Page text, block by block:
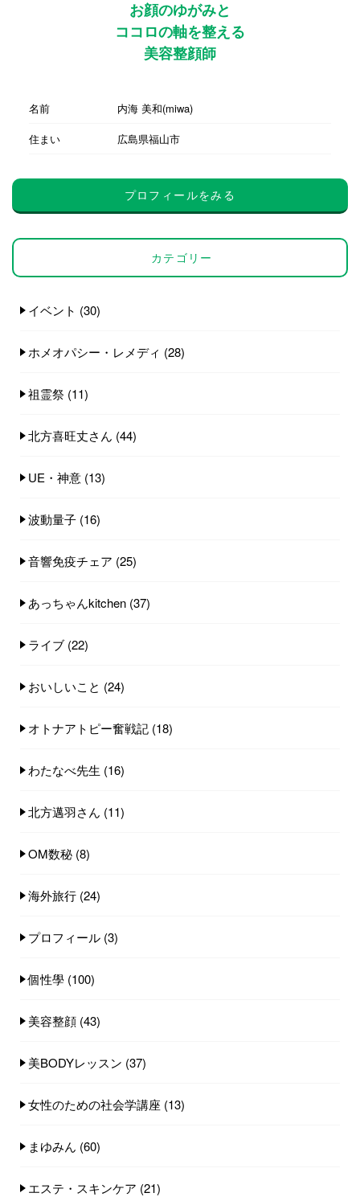
お顔のゆがみと
ココロの軸を整える
美容整顔師
名前
内海 美和(miwa)
住まい
広島県福山市
プロフィールをみる
カテゴリー
イベント (30)
ホメオパシー・レメディ (28)
祖霊祭 (11)
北方喜旺丈さん (44)
UE・神意 (13)
波動量子 (16)
音響免疫チェア (25)
あっちゃんkitchen (37)
ライブ (22)
おいしいこと (24)
オトナアトピー奮戦記 (18)
わたなべ先生 (16)
北方邁羽さん (11)
OM数秘 (8)
海外旅行 (24)
プロフィール (3)
個性學 (100)
美容整顔 (43)
美BODYレッスン (37)
女性のための社会学講座 (13)
まゆみん (60)
エステ・スキンケア (21)